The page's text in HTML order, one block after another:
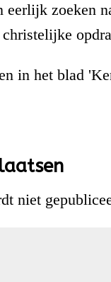
eerlijk zoeken
in het blad
niet